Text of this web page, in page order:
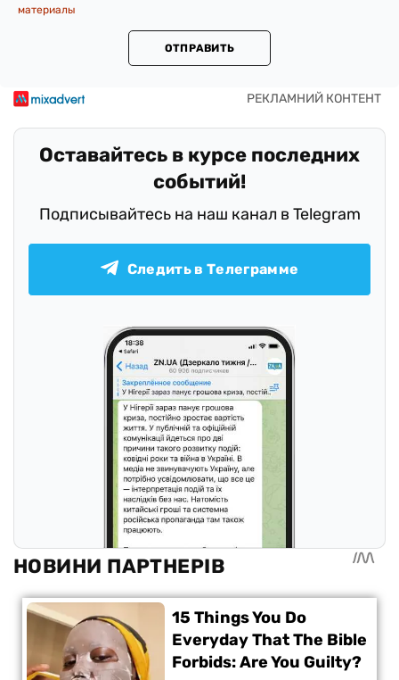
материалы
ОТПРАВИТЬ
Оставайтесь в курсе последних
событий!
Подписывайтесь на наш канал в Telegram
Следить в Телеграмме